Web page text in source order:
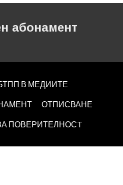
абонамент
В МЕДИИТЕ
ОТПИСВАНЕ
ПОВЕРИТЕЛНОСT